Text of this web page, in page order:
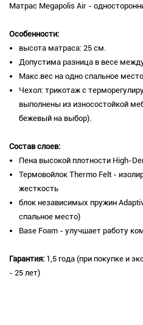
Матрас Megapolis Air -
Особенности:
высота матраса: 25 см.
Допустима разница в весе
Макс.вес на одно спальное
Чехол: трикотаж с
выполнены из износостойкой
бежевый на выбор).
Состав слоев:
Пена высокой плотности High-
Термовойлок Thermo Felt -
жесткость
блок независимых пружин
спальное место)
Base Foam - улучшает работу
Гарантия: 1,5 года (при покупке и
- 25 лет)